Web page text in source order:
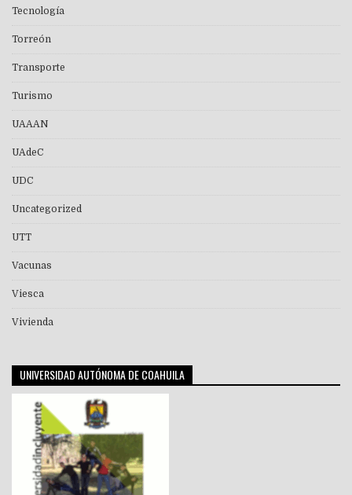
Tecnología
Torreón
Transporte
Turismo
UAAAN
UAdeC
UDC
Uncategorized
UTT
Vacunas
Viesca
Vivienda
UNIVERSIDAD AUTÓNOMA DE COAHUILA